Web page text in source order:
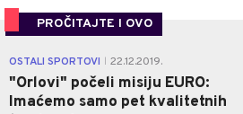
PROČITAJTE I OVO
OSTALI SPORTOVI 22.12.2019.
"Orlovi" počeli misiju EURO:
Imaćemo samo pet kvalitetnih